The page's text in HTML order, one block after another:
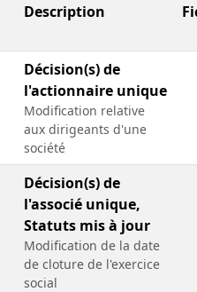
Description
Décision(s) de
l'actionnaire unique
Modification relative
aux dirigeants d'une
société
Décision(s) de
l'associé unique,
Statuts mis à jour
Modification de la date
de cloture de l'exercice
social